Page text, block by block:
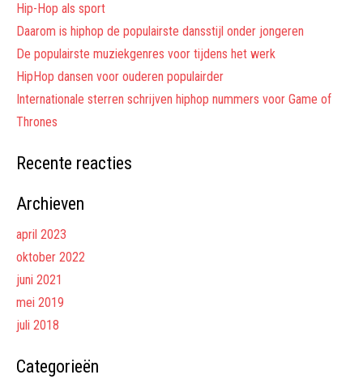
Hip-Hop als sport
Daarom is hiphop de populairste dansstijl onder jongeren
De populairste muziekgenres voor tijdens het werk
HipHop dansen voor ouderen populairder
Internationale sterren schrijven hiphop nummers voor Game of
Thrones
Recente reacties
Archieven
april 2023
oktober 2022
juni 2021
mei 2019
juli 2018
Categorieën